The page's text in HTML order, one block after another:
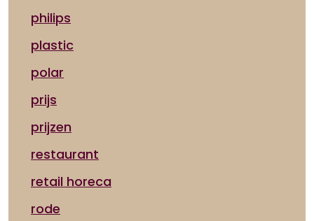
philips
plastic
polar
prijs
prijzen
restaurant
retail horeca
rode